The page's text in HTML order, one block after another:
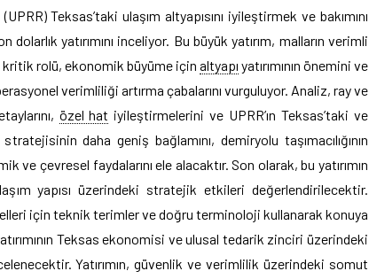
Teksas’taki ulaşım altyapısını iyileştirmek ve bakımını
yatırımını inceliyor. Bu büyük yatırım, malların verimli
kritik rolü, ekonomik büyüme için altyapı yatırımının önemini ve
verimliliği artırma çabalarını vurguluyor. Analiz, ray ve
özel hat iyileştirmelerini ve UPRR’ın Teksas’taki ve
daha geniş bağlamını, demiryolu taşımacılığının
ve çevresel faydalarını ele alacaktır. Son olarak, bu yatırımın
yapısı üzerindeki stratejik etkileri değerlendirilecektir.
için teknik terimler ve doğru terminoloji kullanarak konuya
Teksas ekonomisi ve ulusal tedarik zinciri üzerindeki
Yatırımın, güvenlik ve verimlilik üzerindeki somut